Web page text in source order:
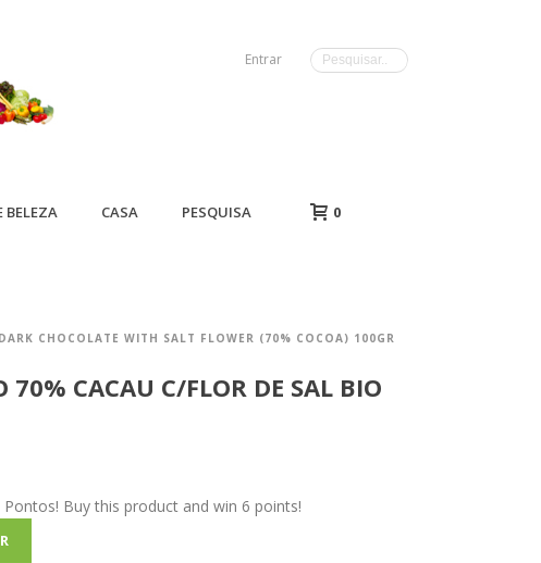
Entrar
BELEZA CASA PESQUISA 0
CHOCOLATE WITH SALT FLOWER (70% COCOA) 100GR
70% CACAU C/FLOR DE SAL BIO
Buy this product and win 6 points!